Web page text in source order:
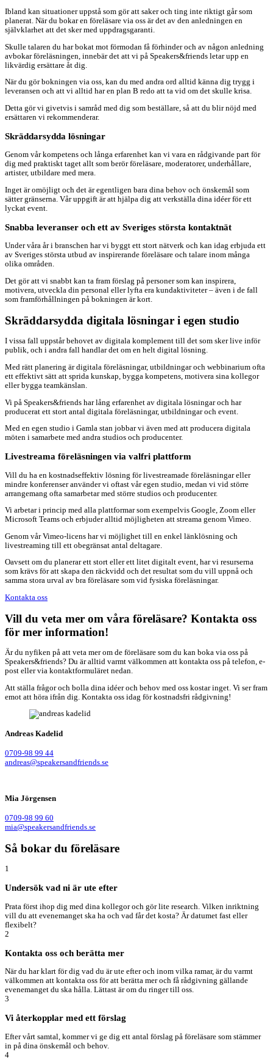
Ibland kan situationer uppstå som gör att saker och ting inte riktigt går som
planerat. När du bokar en föreläsare via oss är det av den anledningen en
självklarhet att det sker med uppdragsgaranti.
Skulle talaren du har bokat mot förmodan få förhinder och av någon anledning
avbokar föreläsningen, innebär det att vi på Speakers&friends letar upp en
likvärdig ersättare åt dig.
När du gör bokningen via oss, kan du med andra ord alltid känna dig trygg i
leveransen och att vi alltid har en plan B redo att ta vid om det skulle krisa.
Detta gör vi givetvis i samråd med dig som beställare, så att du blir nöjd med
ersättaren vi rekommenderar.
Skräddarsydda lösningar
Genom vår kompetens och långa erfarenhet kan vi vara en rådgivande part för
dig med praktiskt taget allt som berör föreläsare, moderatorer, underhållare,
artister, utbildare med mera.
Inget är omöjligt och det är egentligen bara dina behov och önskemål som
sätter gränserna. Vår uppgift är att hjälpa dig att verkställa dina idéer för ett
lyckat event.
Snabba leveranser och ett av Sveriges största kontaktnät
Under våra år i branschen har vi byggt ett stort nätverk och kan idag erbjuda ett
av Sveriges största utbud av inspirerande föreläsare och talare inom många
olika områden.
Det gör att vi snabbt kan ta fram förslag på personer som kan inspirera,
motivera, utveckla din personal eller lyfta era kundaktiviteter – även i de fall
som framförhållningen på bokningen är kort.
Skräddarsydda digitala lösningar i egen studio
I vissa fall uppstår behovet av digitala komplement till det som sker live inför
publik, och i andra fall handlar det om en helt digital lösning.
Med rätt planering är digitala föreläsningar, utbildningar och webbinarium ofta
ett effektivt sätt att sprida kunskap, bygga kompetens, motivera sina kollegor
eller bygga teamkänslan.
Vi på Speakers&friends har lång erfarenhet av digitala lösningar och har
producerat ett stort antal digitala föreläsningar, utbildningar och event.
Med en egen studio i Gamla stan jobbar vi även med att producera digitala
möten i samarbete med andra studios och producenter.
Livestreama föreläsningen via valfri plattform
Vill du ha en kostnadseffektiv lösning för livestreamade föreläsningar eller
mindre konferenser använder vi oftast vår egen studio, medan vi vid större
arrangemang ofta samarbetar med större studios och producenter.
Vi arbetar i princip med alla plattformar som exempelvis Google, Zoom eller
Microsoft Teams och erbjuder alltid möjligheten att streama genom Vimeo.
Genom vår Vimeo-licens har vi möjlighet till en enkel länklösning och
livestreaming till ett obegränsat antal deltagare.
Oavsett om du planerar ett stort eller ett litet digitalt event, har vi resurserna
som krävs för att skapa den räckvidd och det resultat som du vill uppnå och
samma stora urval av bra föreläsare som vid fysiska föreläsningar.
Kontakta oss
Vill du veta mer om våra föreläsare? Kontakta oss
för mer information!
Är du nyfiken på att veta mer om de föreläsare som du kan boka via oss på
Speakers&friends? Du är alltid varmt välkommen att kontakta oss på telefon, e-
post eller via kontaktformuläret nedan.
Att ställa frågor och bolla dina idéer och behov med oss kostar inget. Vi ser fram
emot att höra ifrån dig. Kontakta oss idag för kostnadsfri rådgivning!
Andreas Kadelid ​
0709-98 99 44
andreas@speakersandfriends.se​
Mia Jörgensen
0709-98 99 60
mia@speakersandfriends.se​
Så bokar du föreläsare
1
Undersök vad ni är ute efter
Prata först ihop dig med dina kollegor och gör lite research. Vilken inriktning
vill du att evenemanget ska ha och vad får det kosta? Är datumet fast eller
flexibelt?
2
Kontakta oss och berätta mer
När du har klart för dig vad du är ute efter och inom vilka ramar, är du varmt
välkommen att kontakta oss för att berätta mer och få rådgivning gällande
evenemanget du ska hålla. Lättast är om du ringer till oss.
3
Vi återkopplar med ett förslag
Efter vårt samtal, kommer vi ge dig ett antal förslag på föreläsare som stämmer
in på dina önskemål och behov.
4